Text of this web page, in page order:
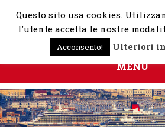
Skip
MENU
Questo sito usa cookies.
l'utente accetta le nostre
Acconsento! Ulteriori